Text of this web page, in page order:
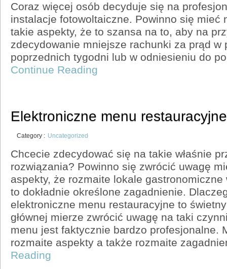
Coraz więcej osób decyduje się na
instalacje fotowoltaiczne. Powinno się mieć
takie aspekty, że to szansa na to, aby na
zdecydowanie mniejsze rachunki za prąd w
poprzednich tygodni lub w odniesieniu do
Continue Reading
Elektroniczne menu restauracyjne
Category : Uncategorized
Chcecie zdecydować się na takie właśnie
rozwiązania? Powinno się zwrócić uwagę
aspekty, że rozmaite lokale
to dokładnie określone zagadnienie.
elektroniczne menu restauracyjne to
głównej mierze zwrócić uwagę na taki
menu jest faktycznie bardzo profesjonalne.
rozmaite aspekty a także rozmaite
Reading